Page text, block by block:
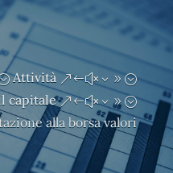
Attività &#x39;
capitale &#x39;
alla borsa valori